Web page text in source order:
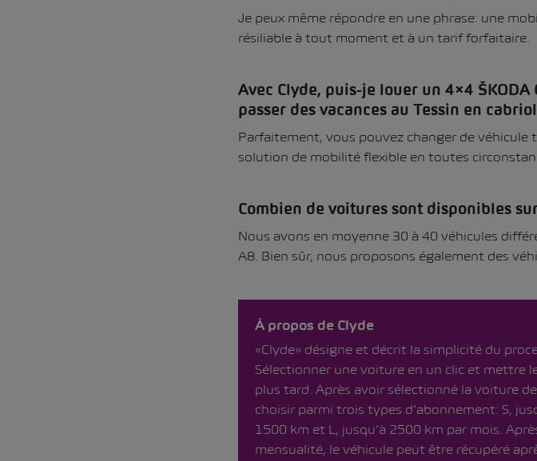
Je peux même répondre en une phrase: une
résiliable à tout moment et à un tarif forfaitaire.
Avec Clyde, puis-je louer un 4×4
passer des vacances au Tessin en
Parfaitement, vous pouvez changer de véhicule
solution de mobilité flexible en toutes
Combien de voitures sont disponibles
Nous avons en moyenne 30 à 40 véhicules
A8. Bien sûr, nous proposons également des
À propos de Clyde
«Clyde» désigne et décrit la simplicité du
Sélectionner une voiture en un clic et mettre
plus tard. Après avoir sélectionné la voiture
choisir parmi trois types d’abonnement: S,
1500 km et L, jusqu’à 2500 km par mois.
mensualité, le véhicule peut être récupéré